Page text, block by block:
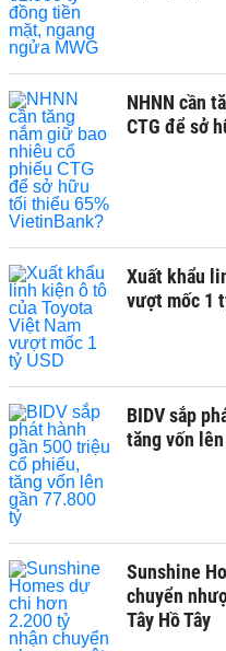
NHNN cần
CTG để sở
Xuất khẩu
vượt mốc 1
BIDV sắp
tăng vốn
Sunshine
chuyển
Tây Hồ Tây